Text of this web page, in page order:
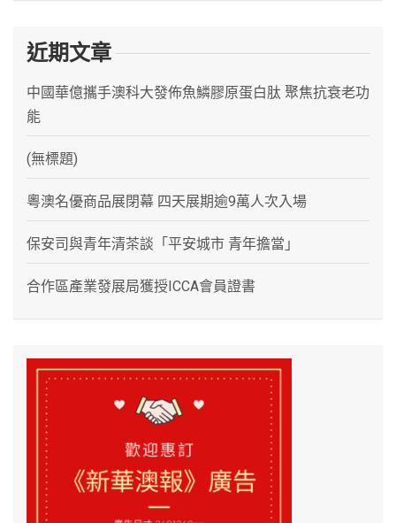
近期文章
中國華億攜手澳科大發佈魚鱗膠原蛋白肽 聚焦抗衰老功
能
(無標題)
粵澳名優商品展閉幕 四天展期逾9萬人次入場
保安司與青年清茶談「平安城市 青年擔當」
合作區產業發展局獲授ICCA會員證書